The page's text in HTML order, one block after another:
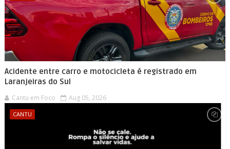
Acidente entre carro e motocicleta é registrado em
Laranjeiras do Sul
Cantu em Foco Aug 05, 2026
CANTU